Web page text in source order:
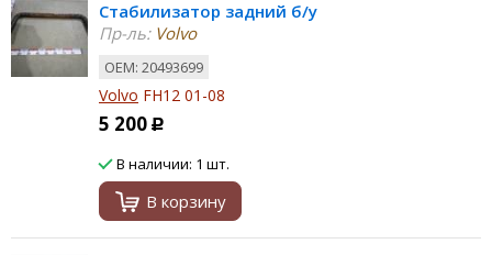
Стабилизатор задний б/у
Пр-ль:Volvo
ОЕМ: 20493699
Volvo FH12 01-08
5 200 Р
В наличии: 1 шт.
В корзину